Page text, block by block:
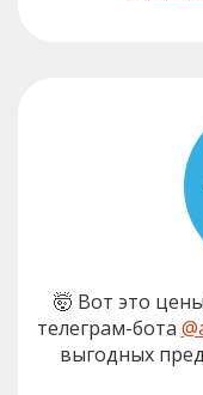
🤯 Вот это
телеграм-бота
выгодных